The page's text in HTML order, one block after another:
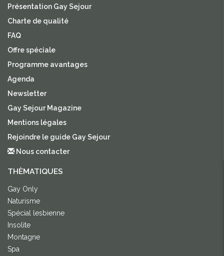
Présentation Gay Sejour
Charte de qualité
FAQ
Offre spéciale
Programme avantages
Agenda
Newsletter
Gay Sejour Magazine
Mentions légales
Rejoindre le guide Gay Sejour
Nous contacter
THÈMATIQUES
Gay Only
Naturisme
Spécial lesbienne
Insolite
Montagne
Spa